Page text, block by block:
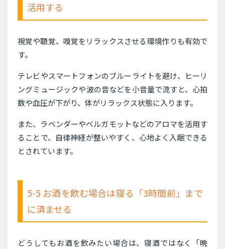
活用する
視覚や聴覚、嗅覚をリラックスさせる環境作りも有効で
す。
テレビやスマートフォンのブルーライトを避け、ヒーリ
ングミュージックや波の音などを小音量で流すと、心拍
数や血圧が下がり、体がリラックス状態に入ります。
また、ラベンダーやベルガモットなどのアロマを活用す
ることで、自律神経が整いやすく、心地よく入眠できる
とされています。
5-5 お酒を飲む場合は寝る「3時間前」まで
に済ませる
どうしてもお酒を飲みたい場合は、寝酒ではなく「晩